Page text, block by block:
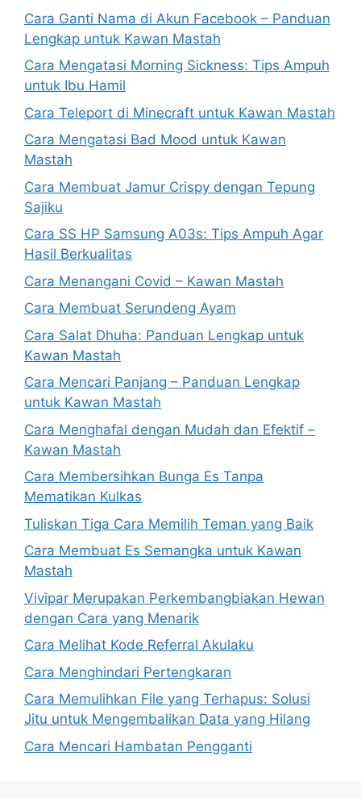
Cara Ganti Nama di Akun Facebook – Panduan
Lengkap untuk Kawan Mastah
Cara Mengatasi Morning Sickness: Tips Ampuh
untuk Ibu Hamil
Cara Teleport di Minecraft untuk Kawan Mastah
Cara Mengatasi Bad Mood untuk Kawan
Mastah
Cara Membuat Jamur Crispy dengan Tepung
Sajiku
Cara SS HP Samsung A03s: Tips Ampuh Agar
Hasil Berkualitas
Cara Menangani Covid – Kawan Mastah
Cara Membuat Serundeng Ayam
Cara Salat Dhuha: Panduan Lengkap untuk
Kawan Mastah
Cara Mencari Panjang – Panduan Lengkap
untuk Kawan Mastah
Cara Menghafal dengan Mudah dan Efektif –
Kawan Mastah
Cara Membersihkan Bunga Es Tanpa
Mematikan Kulkas
Tuliskan Tiga Cara Memilih Teman yang Baik
Cara Membuat Es Semangka untuk Kawan
Mastah
Vivipar Merupakan Perkembangbiakan Hewan
dengan Cara yang Menarik
Cara Melihat Kode Referral Akulaku
Cara Menghindari Pertengkaran
Cara Memulihkan File yang Terhapus: Solusi
Jitu untuk Mengembalikan Data yang Hilang
Cara Mencari Hambatan Pengganti